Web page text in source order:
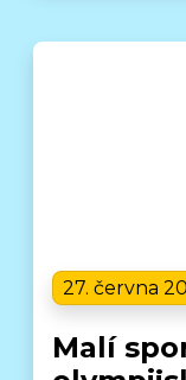
27. června
Malí